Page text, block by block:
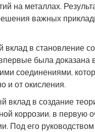
на металлах.
важных
в становление
была доказана
соединениями,
и от окисления.
вклад в создание
коррозии, в первую
Под его